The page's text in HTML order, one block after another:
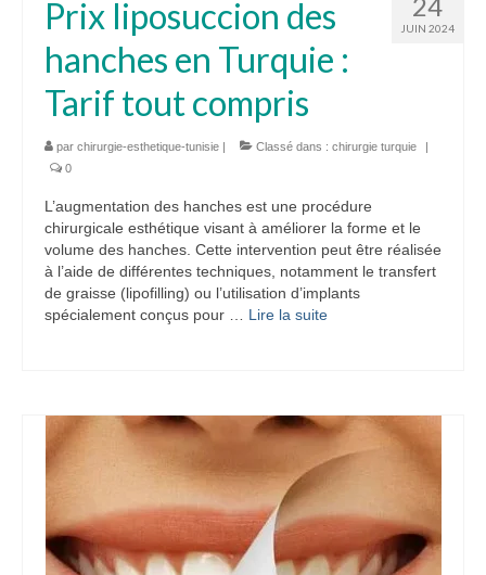
JUIN 2024
Prix liposuccion des
hanches en Turquie :
Tarif tout compris
par chirurgie-esthetique-tunisie | Classé dans : chirurgie turquie
|
0
L’augmentation des hanches est une procédure
chirurgicale esthétique visant à améliorer la forme et le
volume des hanches. Cette intervention peut être réalisée
à l’aide de différentes techniques, notamment le transfert
de graisse (lipofilling) ou l’utilisation d’implants
spécialement conçus pour … Lire la suite­­